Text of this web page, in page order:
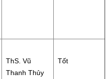
ThS. Vũ
Thanh Thủy
Tốt